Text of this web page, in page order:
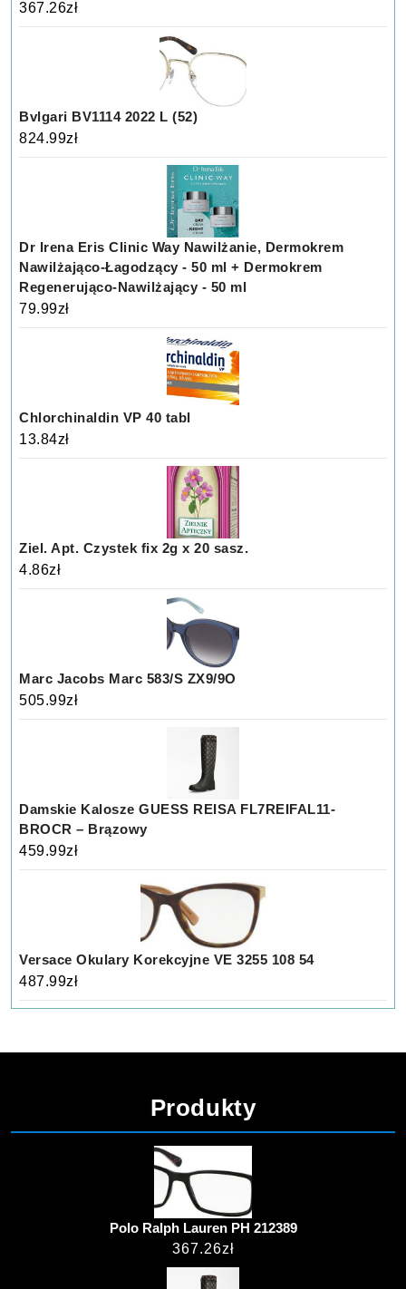
367.26zł
Bvlgari BV1114 2022 L (52)
824.99zł
Dr Irena Eris Clinic Way Nawilżanie, Dermokrem
Nawilżająco-Łagodzący - 50 ml + Dermokrem
Regenerująco-Nawilżający - 50 ml
79.99zł
Chlorchinaldin VP 40 tabl
13.84zł
Ziel. Apt. Czystek fix 2g x 20 sasz.
4.86zł
Marc Jacobs Marc 583/S ZX9/9O
505.99zł
Damskie Kalosze GUESS REISA FL7REIFAL11-
BROCR – Brązowy
459.99zł
Versace Okulary Korekcyjne VE 3255 108 54
487.99zł
Produkty
Polo Ralph Lauren PH 212389
367.26zł